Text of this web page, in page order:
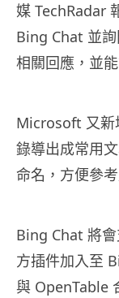
媒 TechRadar
Bing Chat 並
相關回應，並
Microsoft 又新
錄導出成常用
命名，方便參
Bing Chat 將
方插件加入至
與 OpenTable